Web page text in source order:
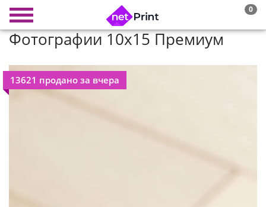
0
Фотографии 10х15 Премиум
13621 продано за вчера